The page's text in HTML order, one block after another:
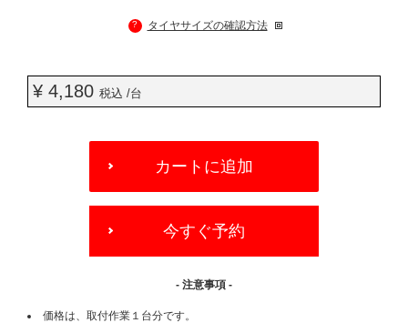
? タイヤサイズの確認方法
¥ 4,180 税込 /台
OPTIONS
カートに追加
今すぐ予約
- 注意事項 -
価格は、取付作業１台分です。